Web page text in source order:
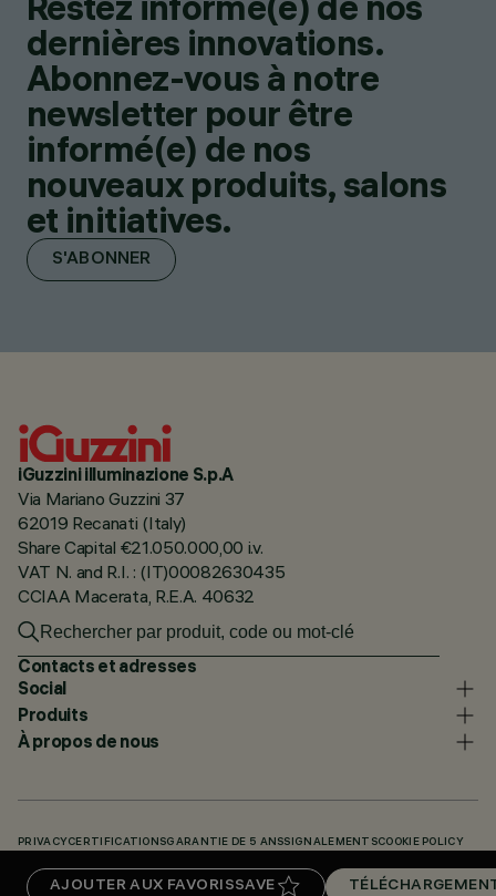
AJOUTER AUX FAVORISSAVE
dernières innovations.
Abonnez-vous à notre
newsletter pour être
informé(e) de nos
nouveaux produits, salons
et initiatives.
S'ABONNER
iGuzzini illuminazione S.p.A
Via Mariano Guzzini 37
62019 Recanati (Italy)
Share Capital €21.050.000,00 i.v.
VAT N. and R.I. : (IT)00082630435
CCIAA Macerata, R.E.A. 40632
Contacts et adresses
Social
Produits
À propos de nous
PRIVACY CERTIFICATIONSGARANTIE DE 5 ANSSIGNALEMENTSCOOKIE POLICY
TÉLÉCHARGEMENTS